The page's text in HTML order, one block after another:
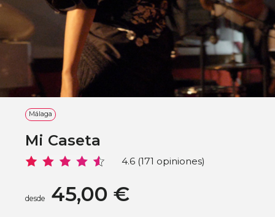
Málaga
Mi Caseta
4.6 (171 opiniones)
desde 45,00 €